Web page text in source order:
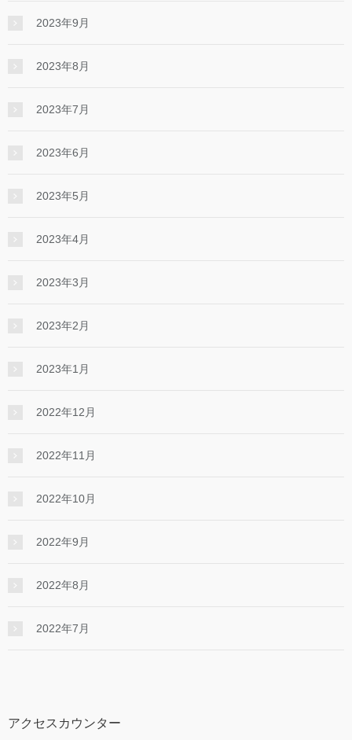
2023年9月
2023年8月
2023年7月
2023年6月
2023年5月
2023年4月
2023年3月
2023年2月
2023年1月
2022年12月
2022年11月
2022年10月
2022年9月
2022年8月
2022年7月
アクセスカウンター